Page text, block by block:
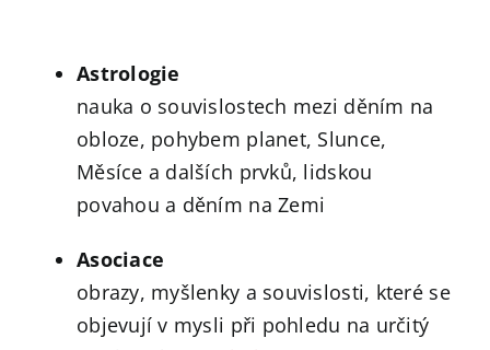
Astrologie
nauka o souvislostech mezi děním na
obloze, pohybem planet, Slunce,
Měsíce a dalších prvků, lidskou
povahou a děním na Zemi
Asociace
obrazy, myšlenky a souvislosti, které se
objevují v mysli při pohledu na určitý